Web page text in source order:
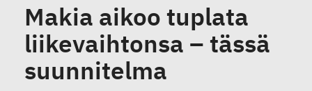
Makia aikoo tuplata
liikevaihtonsa – tässä
suunnitelma